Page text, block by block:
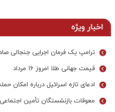
اخبار ویژه
ترامپ یک فرمان اجرایی جنجالی
قیمت جهانی طلا امروز ۱۶ مرداد
ادعای تازه اسرائیل درباره امکان
معوقات بازنشستگان تأمین